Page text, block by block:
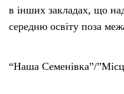
в інших закладах, що
середню освіту поза
“Наша Семенівка”/